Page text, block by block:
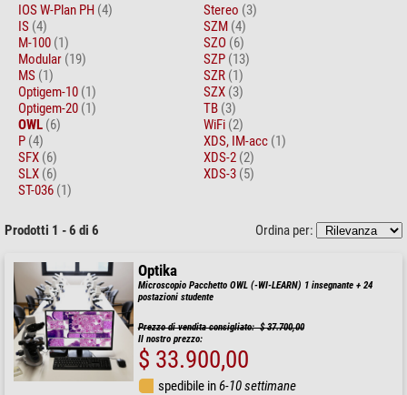
IOS W-Plan PH (4)
IS (4)
M-100 (1)
Modular (19)
MS (1)
Optigem-10 (1)
Optigem-20 (1)
OWL (6)
P (4)
SFX (6)
SLX (6)
ST-036 (1)
Stereo (3)
SZM (4)
SZO (6)
SZP (13)
SZR (1)
SZX (3)
TB (3)
WiFi (2)
XDS, IM-acc (1)
XDS-2 (2)
XDS-3 (5)
Prodotti 1 - 6 di 6 Ordina per:
Optika
Microscopio Pacchetto OWL (-WI-LEARN) 1 insegnante + 24
postazioni studente
Prezzo di vendita consigliato: $ 37.700,00
Il nostro prezzo:
$ 33.900,00
spedibile in6-10 settimane